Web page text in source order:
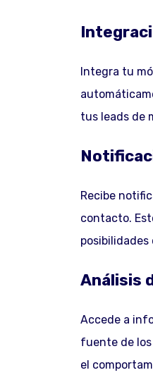
Integra tu
tus leads de
Recibe
contacto.
Análisis
Accede a
fuente de
el